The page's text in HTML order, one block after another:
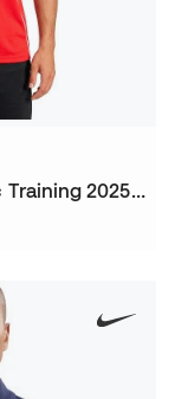
Koszulka Polo Sevilla Fc Training 2025-2026